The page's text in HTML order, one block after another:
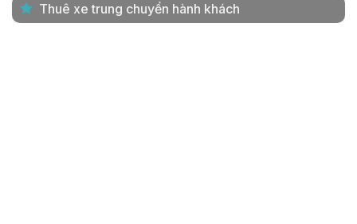
Thuê xe trung chuyển hành khách